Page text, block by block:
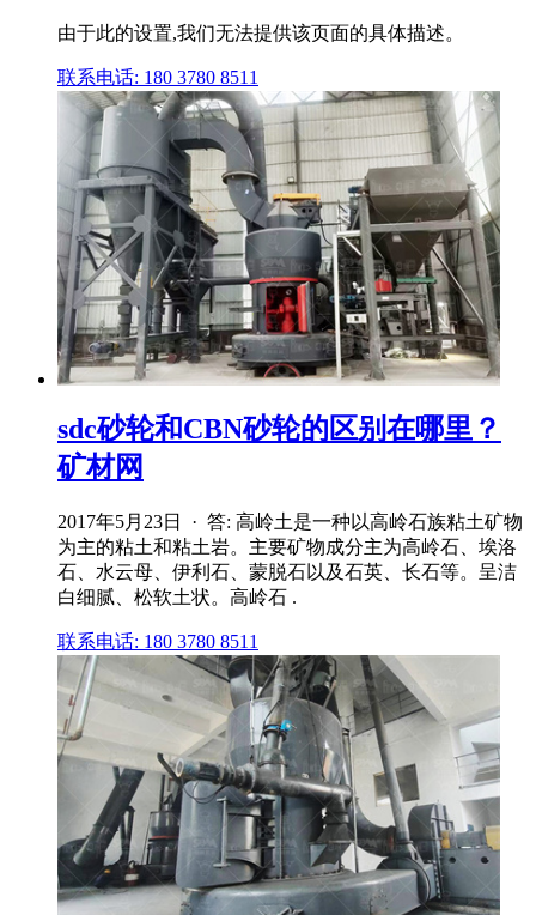
由于此的设置,我们无法提供该页面的具体描述。
联系电话: 180 3780 8511
sdc砂轮和CBN砂轮的区别在哪里？
矿材网
2017年5月23日 · 答: 高岭土是一种以高岭石族粘土矿物
为主的粘土和粘土岩。主要矿物成分主为高岭石、埃洛
石、水云母、伊利石、蒙脱石以及石英、长石等。呈洁
白细腻、松软土状。高岭石 .
联系电话: 180 3780 8511